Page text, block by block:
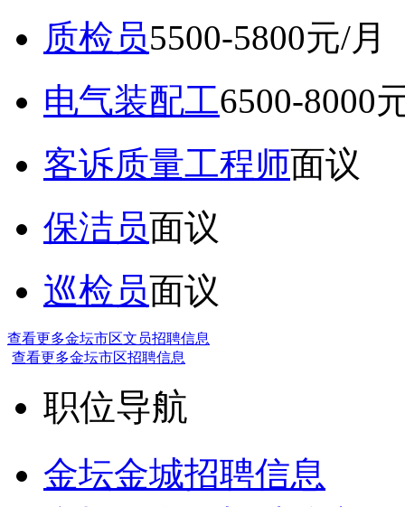
质检员5500-5800元/月
电气装配工6500-8000
客诉质量工程师面议
保洁员面议
巡检员面议
查看更多金坛市区文员招聘信息
查看更多金坛市区招聘信息
职位导航
金坛金城招聘信息